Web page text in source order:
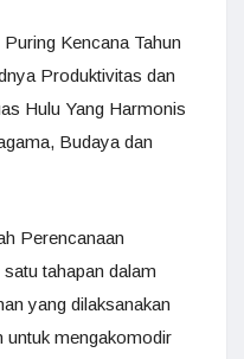
Kencana Tahun
Produktivitas dan
Hulu Yang Harmonis
Budaya dan
Perencanaan
tahapan dalam
yang dilaksanakan
untuk mengakomodir